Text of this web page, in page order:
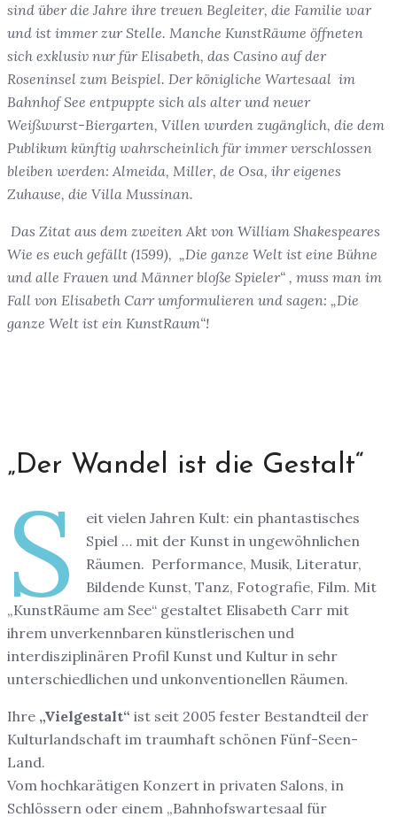
sind über die Jahre ihre treuen Begleiter, die Familie war
und ist immer zur Stelle. Manche KunstRäume öffneten
sich exklusiv nur für Elisabeth, das Casino auf der
Roseninsel zum Beispiel. Der königliche Wartesaal im
Bahnhof See entpuppte sich als alter und neuer
Weißwurst-Biergarten, Villen wurden zugänglich, die dem
Publikum künftig wahrscheinlich für immer verschlossen
bleiben werden: Almeida, Miller, de Osa, ihr eigenes
Zuhause, die Villa Mussinan.
Das Zitat aus dem zweiten Akt von William Shakespeares
Wie es euch gefällt (1599), „Die ganze Welt ist eine Bühne
und alle Frauen und Männer bloße Spieler“ , muss man im
Fall von Elisabeth Carr umformulieren und sagen: „Die
ganze Welt ist ein KunstRaum“!
„Der Wandel ist die Gestalt“
S
eit vielen Jahren Kult: ein phantastisches
Spiel … mit der Kunst in ungewöhnlichen
Räumen. Performance, Musik, Literatur,
Bildende Kunst, Tanz, Fotografie, Film. Mit
„KunstRäume am See“ gestaltet Elisabeth Carr mit
ihrem unverkennbaren künstlerischen und
interdisziplinären Profil Kunst und Kultur in sehr
unterschiedlichen und unkonventionellen Räumen.
Ihre „Vielgestalt“ ist seit 2005 fester Bestandteil der
Kulturlandschaft im traumhaft schönen Fünf-Seen-
Land.
Vom hochkarätigen Konzert in privaten Salons, in
Schlössern oder einem „Bahnhofswartesaal für